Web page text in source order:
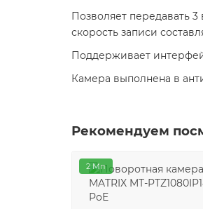
Позволяет передавать
скорость записи
Поддерживает
Камера выполнена в
Рекомендуем
2 Мп